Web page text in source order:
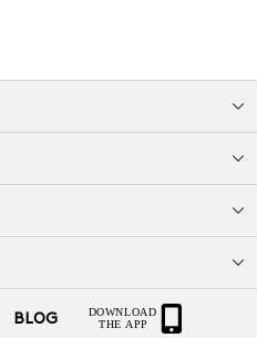
BLOG